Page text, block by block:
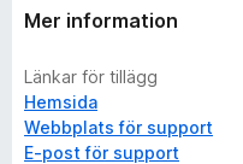
Mer information
Länkar för tillägg
Hemsida
Webbplats för support
E-post för support